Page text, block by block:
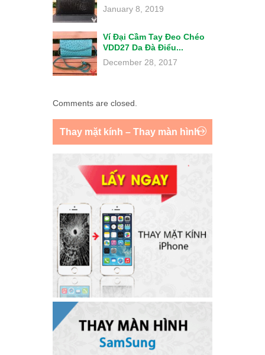
January 8, 2019
Ví Đại Cầm Tay Đeo Chéo
VDD27 Da Đà Điểu...
December 28, 2017
Comments are closed.
Thay mặt kính – Thay màn hình